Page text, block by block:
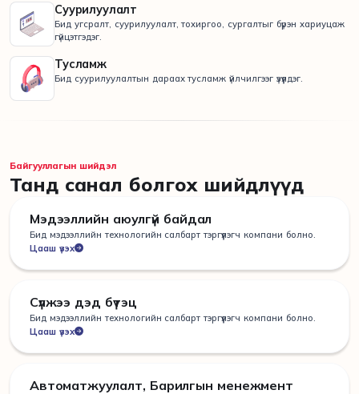
Суурилуулалт
Бид угсралт, суурилуулалт, тохиргоо, сургалтыг бүрэн хариуцаж
гүйцэтгэдэг.
Тусламж
Бид суурилуулалтын дараах тусламж үйлчилгээг үзүүлдэг.
Байгууллагын шийдэл
Танд санал болгох шийдлүүд
Мэдээллийн аюулгүй байдал
Бид мэдээллийн технологийн салбарт тэргүүлэгч компани болно.
Цааш үзэх
Сүлжээ дэд бүтэц
Бид мэдээллийн технологийн салбарт тэргүүлэгч компани болно.
Цааш үзэх
Автоматжуулалт, Барилгын менежмент